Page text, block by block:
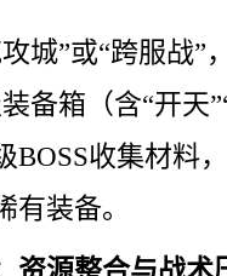
城”或“跨服战”
备箱（含“开天
BOSS收集材料
装备。